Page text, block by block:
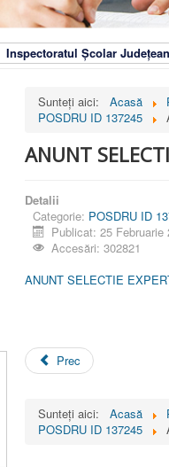
Inspectoratul Școlar
Sunteți aici: Acasă
POSDRU ID 137245
ANUNT
Detalii
Categorie: POSDRU ID
Publicat: 25 Februarie
Accesări: 302821
ANUNT SELECTIE
Prec
Sunteți aici: Acasă
POSDRU ID 137245